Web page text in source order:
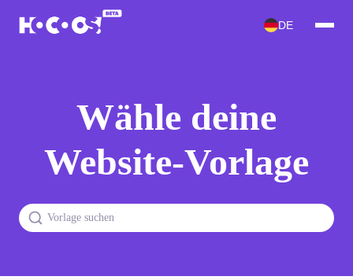
DE
Wähle deine
Website-Vorlage